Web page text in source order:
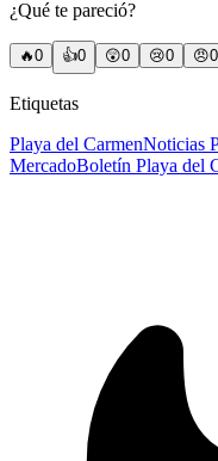
¿Qué te pareció?
🔥0 👍0 😲0 😢0 😠0
Etiquetas
Playa del CarmenNoticias
MercadoBoletín Playa del